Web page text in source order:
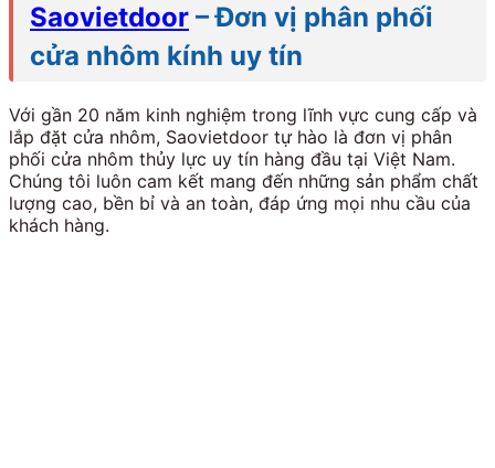
Saovietdoor – Đơn vị phân phối
cửa nhôm kính uy tín
Với gần 20 năm kinh nghiệm trong lĩnh vực cung cấp và
lắp đặt cửa nhôm, Saovietdoor tự hào là đơn vị phân
phối cửa nhôm thủy lực uy tín hàng đầu tại Việt Nam.
Chúng tôi luôn cam kết mang đến những sản phẩm chất
lượng cao, bền bỉ và an toàn, đáp ứng mọi nhu cầu của
khách hàng.